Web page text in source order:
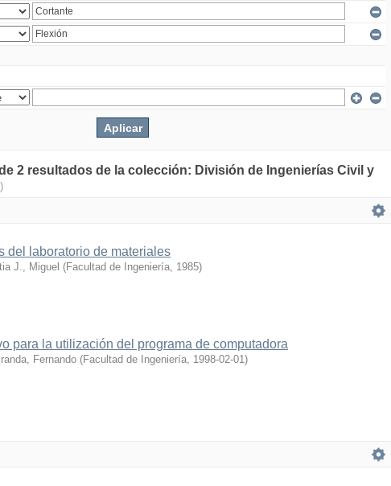
2 resultados de la colección: División de Ingenierías Civil y
del laboratorio de materiales
J., Miguel (Facultad de Ingeniería, 1985)
para la utilización del programa de computadora
Fernando (Facultad de Ingeniería, 1998-02-01)